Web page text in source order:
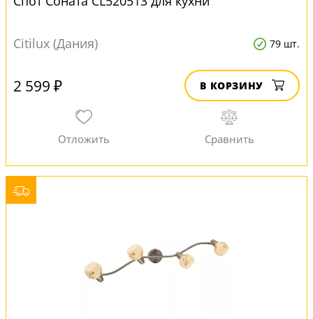
Citilux (Дания) 79 шт.
2 599 ₽ В КОРЗИНУ